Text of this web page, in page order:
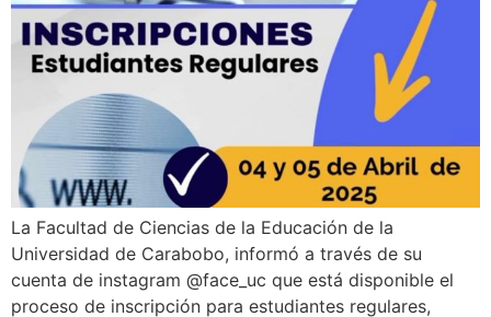
La Facultad de Ciencias de la Educación de la
Universidad de Carabobo, informó a través de su
cuenta de instagram @face_uc que está disponible el
proceso de inscripción para estudiantes regulares,